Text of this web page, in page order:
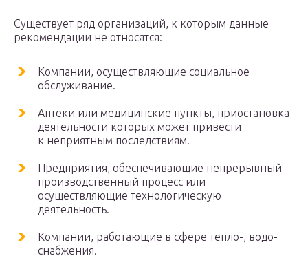
Существует ряд организаций, к которым данные
рекомендации не относятся:
Компании, осуществляющие социальное
обслуживание.
Аптеки или медицинские пункты, приостановка
деятельности которых может привести
к неприятным последствиям.
Предприятия, обеспечивающие непрерывный
производственный процесс или
осуществляющие технологическую
деятельность.
Компании, работающие в сфере тепло-, водо-
снабжения.